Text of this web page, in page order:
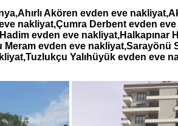
Akören evden eve
nakliyat,Çumra Derbent evden
evden eve nakliyat,Halkapınar
evden eve
Yalıhüyük evden eve